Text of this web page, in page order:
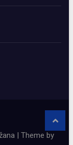
| Theme by